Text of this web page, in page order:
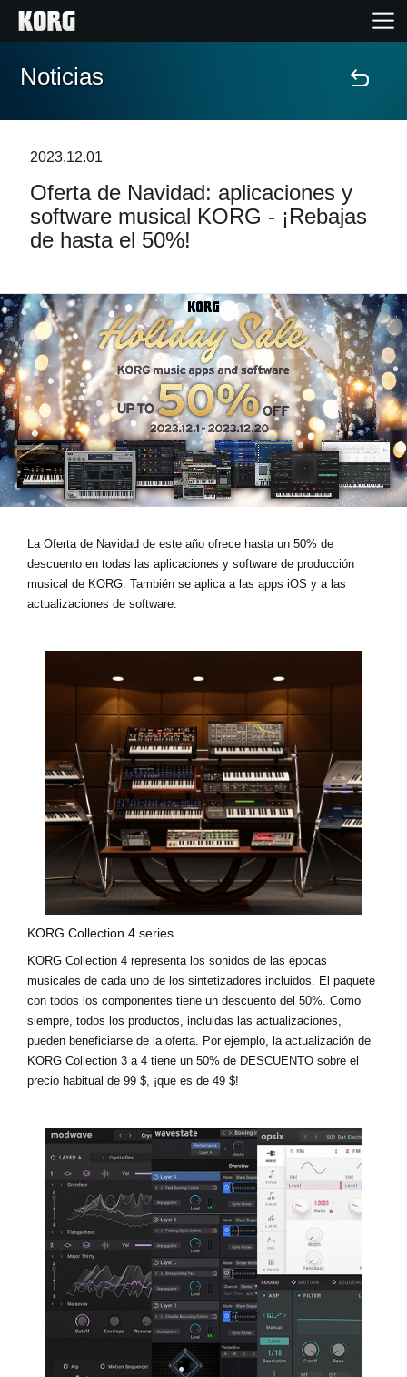
Inicio
Características
Eventos
Soporte
Localizador de Tiendas
Noticias
Ubicación
Redes Sociales
Noticias
2023.12.01
Oferta de Navidad: aplicaciones y
software musical KORG - ¡Rebajas
de hasta el 50%!
La Oferta de Navidad de este año ofrece hasta un 50% de
descuento en todas las aplicaciones y software de producción
musical de KORG. También se aplica a las apps iOS y a las
actualizaciones de software.
KORG Collection 4 series
KORG Collection 4 representa los sonidos de las épocas
musicales de cada uno de los sintetizadores incluidos. El paquete
con todos los componentes tiene un descuento del 50%. Como
siempre, todos los productos, incluidas las actualizaciones,
pueden beneficiarse de la oferta. Por ejemplo,
la actualización de
KORG Collection 3 a 4 tiene un 50% de DESCUENTO sobre el
precio habitual de 99 $, ¡que es de 49 $!